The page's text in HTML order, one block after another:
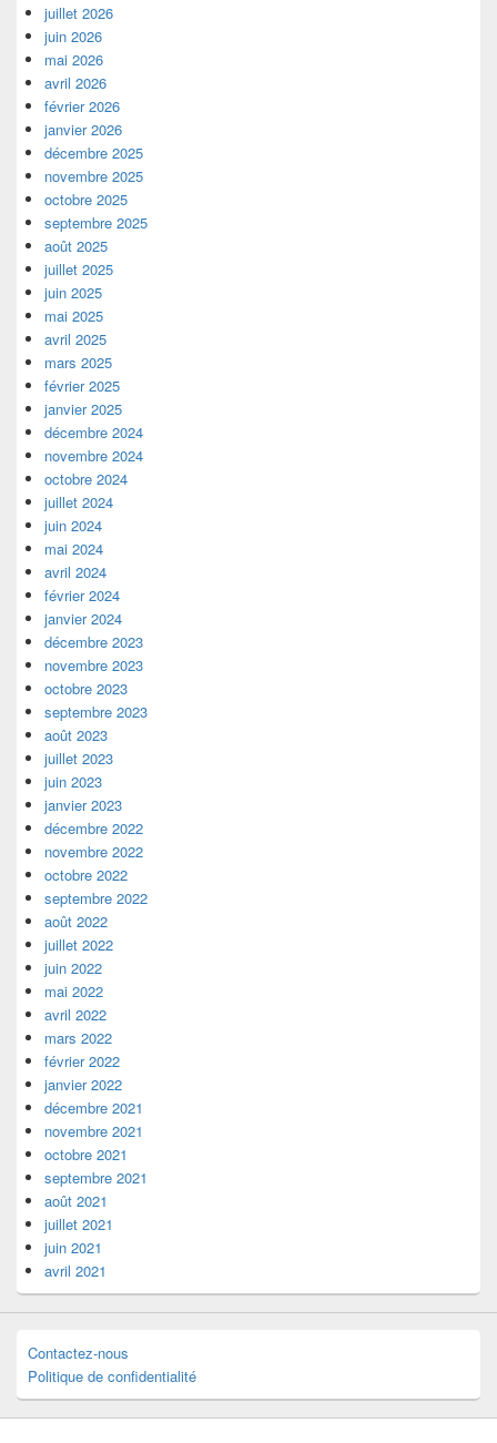
juillet 2026
juin 2026
mai 2026
avril 2026
février 2026
janvier 2026
décembre 2025
novembre 2025
octobre 2025
septembre 2025
août 2025
juillet 2025
juin 2025
mai 2025
avril 2025
mars 2025
février 2025
janvier 2025
décembre 2024
novembre 2024
octobre 2024
juillet 2024
juin 2024
mai 2024
avril 2024
février 2024
janvier 2024
décembre 2023
novembre 2023
octobre 2023
septembre 2023
août 2023
juillet 2023
juin 2023
janvier 2023
décembre 2022
novembre 2022
octobre 2022
septembre 2022
août 2022
juillet 2022
juin 2022
mai 2022
avril 2022
mars 2022
février 2022
janvier 2022
décembre 2021
novembre 2021
octobre 2021
septembre 2021
août 2021
juillet 2021
juin 2021
avril 2021
Contactez-nous
Politique de confidentialité